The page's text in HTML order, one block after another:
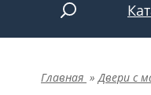
Двери
Главная » Двери с